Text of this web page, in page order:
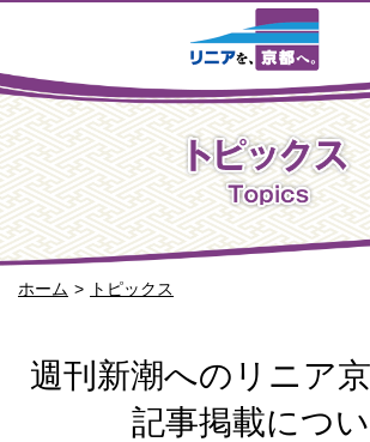
ホーム トピックス
週刊新潮へのリニア
記事掲載につ